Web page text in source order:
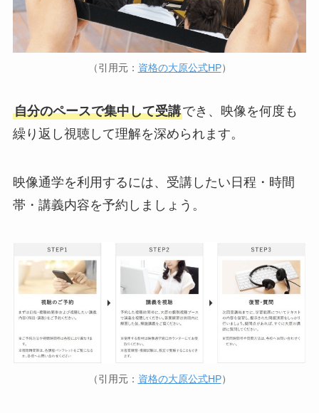
（引用元： 資格の大原公式HP）
自分のペースで集中して受講でき、映像を何度も
繰り返し視聴して理解を深められます。
映像通学を利用するには、受講したい日程・時間
帯・講義内容を予約しましょう。
（引用元： 資格の大原公式HP）